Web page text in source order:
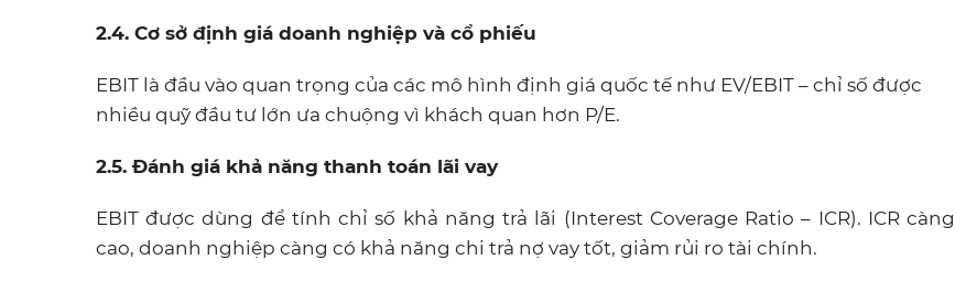
2.4. Cơ sở định giá doanh nghiệp và cổ phiếu
EBIT là đầu vào quan trọng của các mô hình định giá quốc tế như EV/EBIT – chỉ số được
nhiều quỹ đầu tư lớn ưa chuộng vì khách quan hơn P/E.
2.5. Đánh giá khả năng thanh toán lãi vay
EBIT được dùng để tính chỉ số khả năng trả lãi (Interest Coverage Ratio – ICR). ICR càng
cao, doanh nghiệp càng có khả năng chi trả nợ vay tốt, giảm rủi ro tài chính.